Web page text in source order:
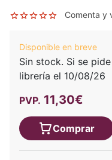
Comenta y
Disponible en breve
Sin stock. Si se
librería el 10/08/26
PVP. 11,30€
Comprar